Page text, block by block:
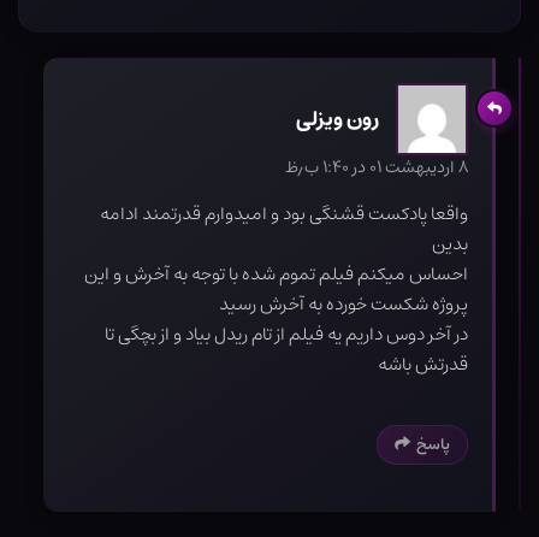
رون ویزلی
۸ اردیبهشت ۰۱ در ۱:۴۰ ب٫ظ
واقعا پادکست قشنگی بود و امیدوارم قدرتمند ادامه
بدین
احساس میکنم فیلم تموم شده با توجه به آخرش و این
پروژه شکست خورده به آخرش رسید
در آخر دوس داریم یه فیلم از تام ریدل بیاد و از بچگی تا
قدرتش باشه
پاسخ